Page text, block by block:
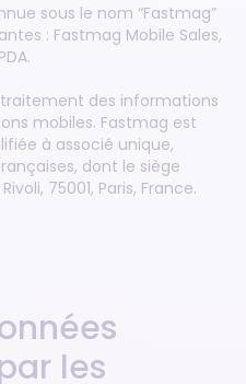
sous le nom “Fastmag”
: Fastmag Mobile Sales,
des informations
mobiles. Fastmag est
à associé unique,
dont le siège
75001, Paris, France.
les